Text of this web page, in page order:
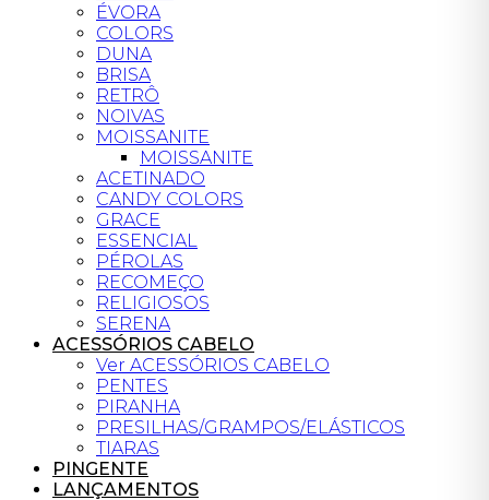
ÉVORA
COLORS
DUNA
BRISA
RETRÔ
NOIVAS
MOISSANITE
MOISSANITE
ACETINADO
CANDY COLORS
GRACE
ESSENCIAL
PÉROLAS
RECOMEÇO
RELIGIOSOS
SERENA
ACESSÓRIOS CABELO
Ver ACESSÓRIOS CABELO
PENTES
PIRANHA
PRESILHAS/GRAMPOS/ELÁSTICOS
TIARAS
PINGENTE
LANÇAMENTOS